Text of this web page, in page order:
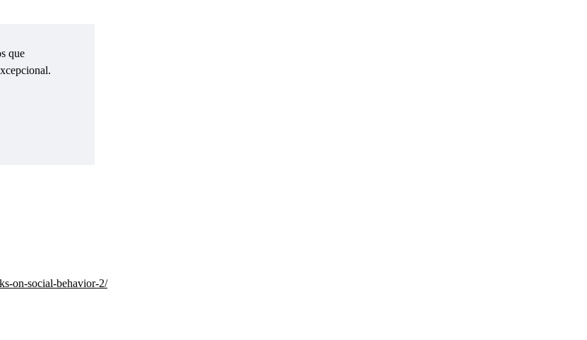
que
on-social-behavior-2/